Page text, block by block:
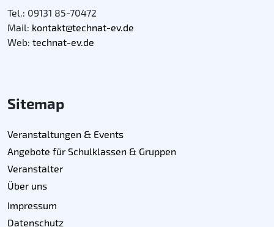
Tel.: 09131 85-70472
Mail: kontakt@technat-ev.de
Web: technat-ev.de
Sitemap
Veranstaltungen & Events
Angebote für Schulklassen & Gruppen
Veranstalter
Über uns
Impressum
Datenschutz